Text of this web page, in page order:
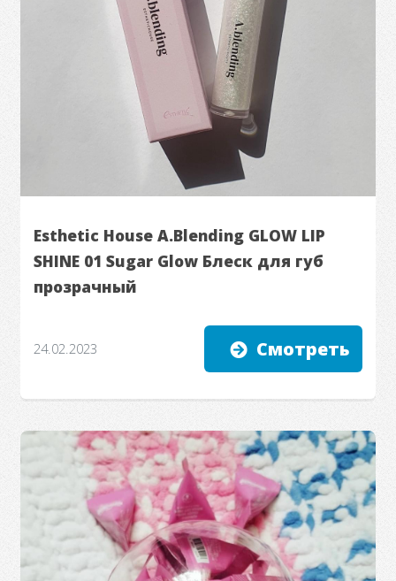
Esthetic House A.Blending GLOW LIP
SHINE 01 Sugar Glow Блеск для губ
прозрачный
24.02.2023 Смотреть